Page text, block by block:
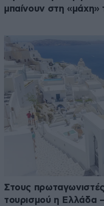
μπαίνουν στη «μάχη»
Στους
τουρισμού η Ελλάδα